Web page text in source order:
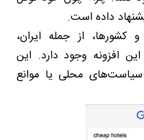
داده است.
از جمله ایران،
افزونه وجود دارد. این
محلی یا موانع